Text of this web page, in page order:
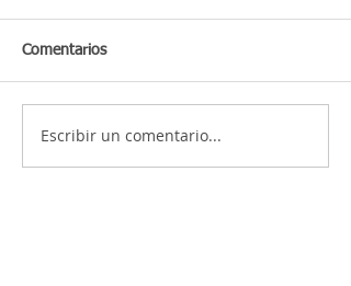
Comentarios
Escribir un comentario...